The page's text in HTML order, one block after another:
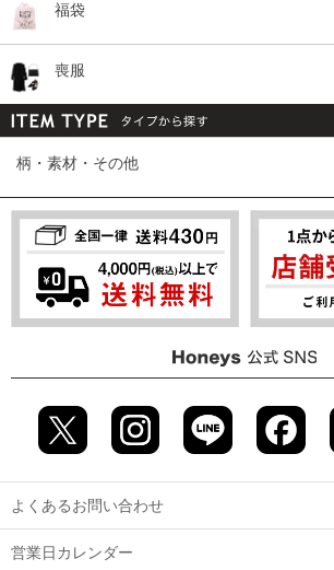
福袋
喪服
柄・素材・その他
よくあるお問い合わせ
営業日カレンダー